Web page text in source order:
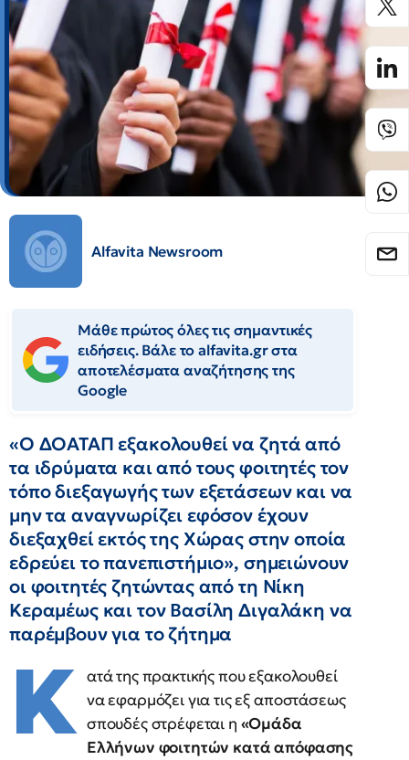
Alfavita Newsroom
Μάθε πρώτος όλες τις σημαντικές
ειδήσεις. Βάλε το alfavita.gr στα
αποτελέσματα αναζήτησης της
Google
«Ο ΔΟΑΤΑΠ εξακολουθεί να ζητά από
τα ιδρύματα και από τους φοιτητές τον
τόπο διεξαγωγής των εξετάσεων και να
μην τα αναγνωρίζει εφόσον έχουν
διεξαχθεί εκτός της Χώρας στην οποία
εδρεύει το πανεπιστήμιο», σημειώνουν
οι φοιτητές ζητώντας από τη Νίκη
Κεραμέως και τον Βασίλη Διγαλάκη να
παρέμβουν για το ζήτημα
Κ ατά της πρακτικής που εξακολουθεί
να εφαρμόζει για τις εξ αποστάσεως
σπουδές στρέφεται η «Ομάδα
Ελλήνων φοιτητών κατά απόφασης